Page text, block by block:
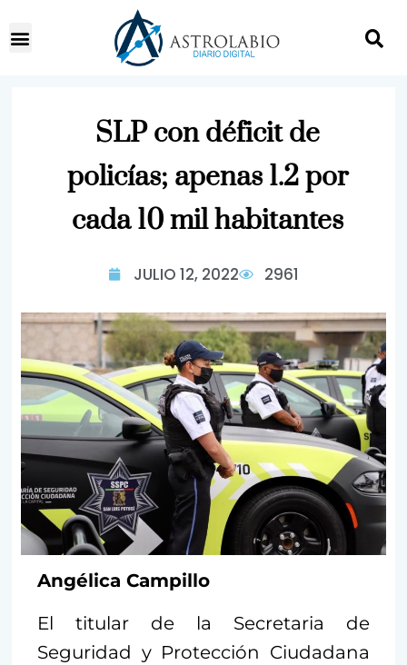
SLP con déficit de
policías; apenas 1.2 por
cada 10 mil habitantes
JULIO 12, 2022 2961
Angélica Campillo
El titular de la Secretaria de
Seguridad y Protección Ciudadana